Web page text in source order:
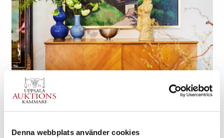
Denna webbplats använder cookies
UPPTÄCK VÅRA ONLINEAUKTIONER
design, antikviteter, smycken och mycket mer.